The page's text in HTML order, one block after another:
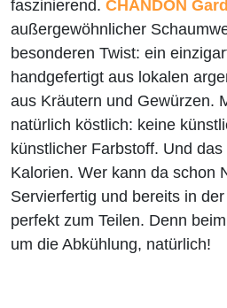
faszinierend. CHANDON
außergewöhnlicher
besonderen Twist: ein
handgefertigt aus lokalen
aus Kräutern und Gewürzen.
natürlich köstlich: keine
künstlicher Farbstoff. Und
Kalorien. Wer kann da schon
Servierfertig und bereits in
perfekt zum Teilen. Denn
um die Abkühlung, natürlich!